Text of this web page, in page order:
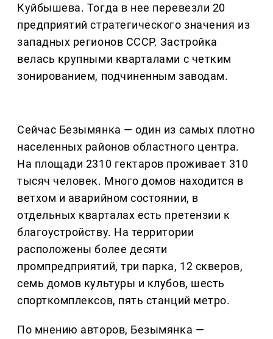
Куйбышева. Тогда в нее перевезли 20
предприятий стратегического значения из
западных регионов СССР. Застройка
велась крупными кварталами с четким
зонированием, подчиненным заводам.
Сейчас Безымянка — один из самых плотно
населенных районов областного центра.
На площади 2310 гектаров проживает 310
тысяч человек. Много домов находится в
ветхом и аварийном состоянии, в
отдельных кварталах есть претензии к
благоустройству. На территории
расположены более десяти
промпредприятий, три парка, 12 скверов,
семь домов культуры и клубов, шесть
спорткомплексов, пять станций метро.
По мнению авторов, Безымянка —